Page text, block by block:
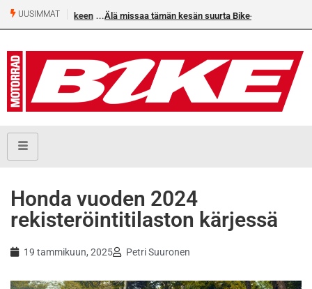
UUSIMMAT Älä missaa tämän kesän suurta Bike-numeroa!
Honda vuoden 2024
rekisteröintitilaston kärjessä
19 tammikuun, 2025 Petri Suuronen